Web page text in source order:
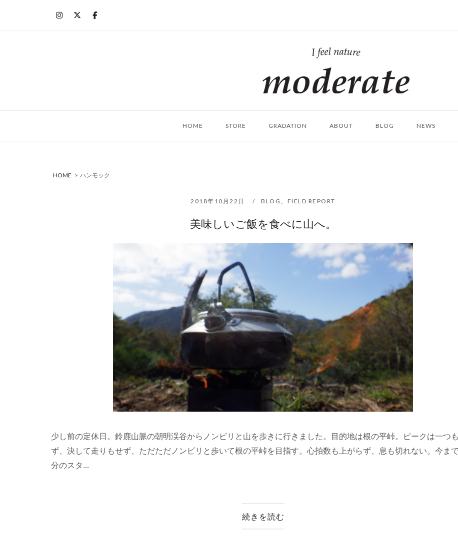
ム
HOME STORE GRADATION ABOUT BLOG NEWS
HOME > ハンモック
2018年10月22日 BLOG 、 FIELD REPORT
美味しいご飯を食べに山へ。
少し前の定休日。鈴鹿山脈の朝明渓谷からノンビリと山を歩きに行きました。目的地は根の平峠。ピークは一つ
ず、決して走りもせず、ただただノンビリと歩いて根の平峠を目指す。心拍数も上がらず、息も切れない。今ま
分のスタ...
続きを読む